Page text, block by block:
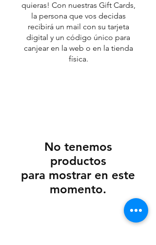
quieras! Con nuestras Gift Cards,
la persona que vos decidas
recibirá un mail con su tarjeta
digital y un código único para
canjear en la web o en la tienda
física.
No tenemos
productos
para mostrar en este
momento.